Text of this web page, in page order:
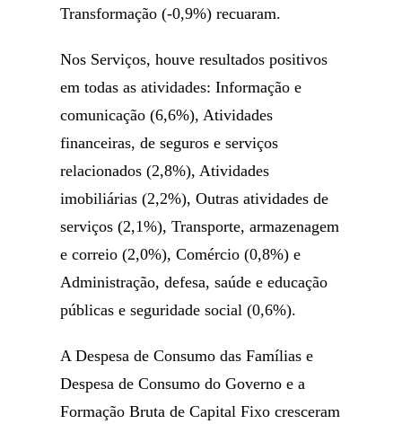
Transformação (-0,9%) recuaram.
Nos Serviços, houve resultados positivos
em todas as atividades: Informação e
comunicação (6,6%), Atividades
financeiras, de seguros e serviços
relacionados (2,8%), Atividades
imobiliárias (2,2%), Outras atividades de
serviços (2,1%), Transporte, armazenagem
e correio (2,0%), Comércio (0,8%) e
Administração, defesa, saúde e educação
públicas e seguridade social (0,6%).
A Despesa de Consumo das Famílias e
Despesa de Consumo do Governo e a
Formação Bruta de Capital Fixo cresceram